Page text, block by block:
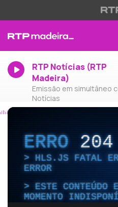
RTP Notícias (RTP
Madeira)
Emissão em simultâneo
Notícias
ERRO204
HLS.JS FATAL
ERROR
ESTE CONTEÚDO
MOMENTO